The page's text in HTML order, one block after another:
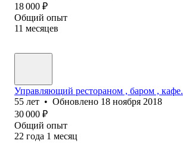
18 000 ₽
Общий опыт
11 месяцев
Управляющий рестораном , баром , кафе.
55 лет • Обновлено 18 ноября 2018
30 000 ₽
Общий опыт
22 года 1 месяц